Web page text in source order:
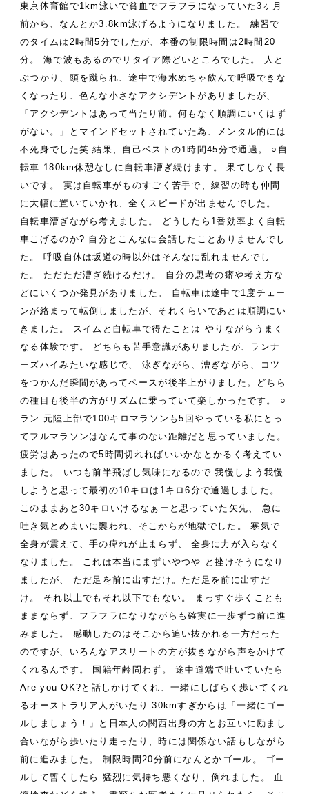
東京体育館で1km泳いで貧血でフラフラになっていた3ヶ月
前から、なんとか3.8km泳げるようになりました。
練習で
のタイムは2時間5分でしたが、本番の制限時間は2時間20
分。
海で波もあるのでリタイア際どいところでした。
人と
ぶつかり、頭を蹴られ、途中で海水めちゃ飲んで呼吸できな
くなったり、色んな小さなアクシデントがありましたが、
「アクシデントはあって当たり前。何もなく順調にいくはず
がない。」とマインドセットされていた為、メンタル的には
不死身でした笑 結果、自己ベストの1時間45分で通過。
○自
転車 180km休憩なしに自転車漕ぎ続けます。
果てしなく長
いです。
実は自転車がものすごく苦手で、練習の時も仲間
に大幅に置いていかれ、全くスピードが出ませんでした。
自転車漕ぎながら考えました。
どうしたら1番効率よく自転
車こげるのか? 自分とこんなに会話したことありませんでし
た。
呼吸自体は坂道の時以外はそんなに乱れませんでし
た。
ただただ漕ぎ続けるだけ。
自分の思考の癖や考え方な
どにいくつか発見がありました。
自転車は途中で1度チェー
ンが絡まって転倒しましたが、それくらいであとは順調にい
きました。
スイムと自転車で得たことは やりながらうまく
なる体験です。
どちらも苦手意識がありましたが、ランナ
ーズハイみたいな感じで、
泳ぎながら、漕ぎながら、コツ
をつかんだ瞬間があってペースが後半上がりました。どちら
の種目も後半の方がリズムに乗っていて楽しかったです。
○
ラン 元陸上部で100キロマラソンも5回やっている私にとっ
てフルマラソンはなんて事のない距離だと思っていました。
疲労はあったので5時間切れればいいかなとかるく考えてい
ました。
いつも前半飛ばし気味になるので 我慢しよう我慢
しようと思って最初の10キロは1キロ6分で通過しました。
このままあと30キロいけるなぁーと思っていた矢先、
急に
吐き気とめまいに襲われ、そこからが地獄でした。
寒気で
全身が震えて、手の痺れが止まらず、
全身に力が入らなく
なりました。
これは本当にまずいやつや と挫けそうになり
ましたが、
ただ足を前に出すだけ。ただ足を前に出すだ
け。
それ以上でもそれ以下でもない。
まっすぐ歩くことも
ままならず、フラフラになりながらも確実に一歩ずつ前に進
みました。
感動したのはそこから追い抜かれる一方だった
のですが、いろんなアスリートの方が抜きながら声をかけて
くれるんです。
国籍年齢問わず。
途中道端で吐いていたら
Are you OK?と話しかけてくれ、一緒にしばらく歩いてくれ
るオーストラリア人がいたり
30kmすぎからは「一緒にゴー
ルしましょう！」と日本人の関西出身の方とお互いに励まし
合いながら歩いたり走ったり、時には関係ない話もしながら
前に進みました。
制限時間20分前になんとかゴール。
ゴー
ルして暫くしたら 猛烈に気持ち悪くなり、倒れました。
血